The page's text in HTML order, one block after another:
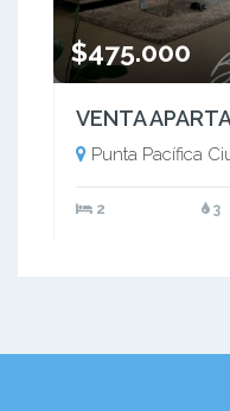
$475.000
Punta Pacífica
2 3